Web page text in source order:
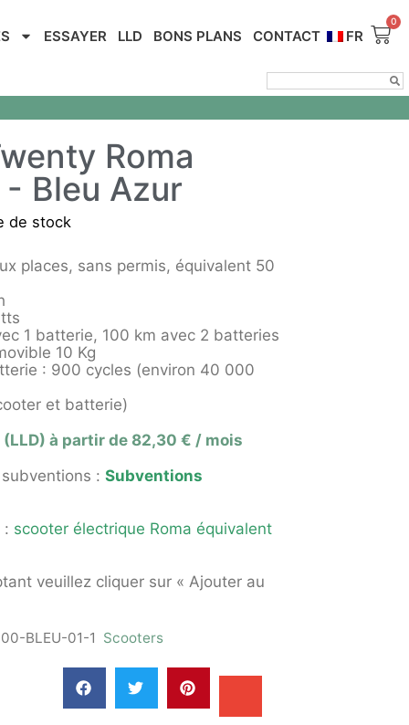
ESSAYER LLD BONS PLANS CONTACT FR
Roma
Bleu Azur
de stock
places, sans permis, équivalent 50
1 batterie, 100 km avec 2 batteries
10 Kg
: 900 cycles (environ 40 000
et batterie)
à partir de 82,30 € / mois
: Subventions
: scooter électrique Roma équivalent
veuillez cliquer sur « Ajouter au
BLEU-01-1 Scooters